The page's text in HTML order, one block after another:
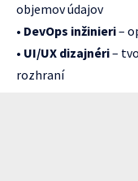
objemov údajov
• DevOps inžinieri–
• UI/UX dizajnéri–
rozhraní